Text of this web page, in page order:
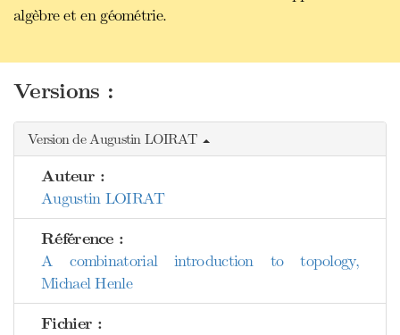
algèbre et en géométrie.
Versions :
Version de Augustin LOIRAT
Auteur :
Augustin LOIRAT
Référence :
A combinatorial introduction to topology,
Michael Henle
Fichier :